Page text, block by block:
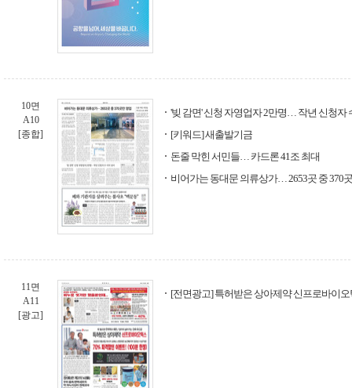
10면
A10
[종합]
'빚 감면' 신청 자영업자 2만명… 작년 신청자
[키워드] 새출발기금
돈줄 막힌 서민들… 카드론 41조 최대
비어가는 동대문 의류상가… 2653곳 중 370
11면
A11
[광고]
[전면광고] 특허받은 상아제약 신프로바이오